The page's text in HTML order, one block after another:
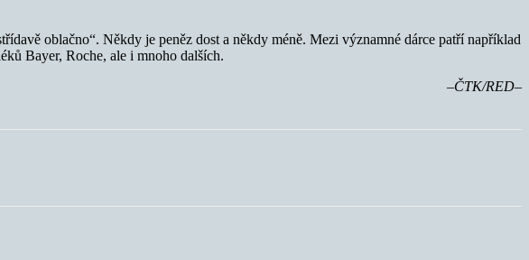
oblačno“. Někdy je peněz dost a někdy méně. Mezi významné dárce patří například
Bayer, Roche, ale i mnoho dalších.
–ČTK/RED–